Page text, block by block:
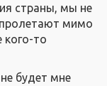
страны, мы не
мимо
кого-то
будет мне